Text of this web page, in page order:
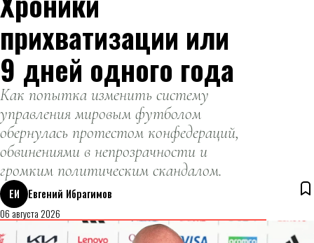
прихватизации или
9 дней одного года
Как попытка изменить систему
управления мировым футболом
обернулась протестом конфедераций,
обвинениями в непрозрачности и
громким политическим скандалом.
ЕИ
Евгений Ибрагимов
06 августа 2026